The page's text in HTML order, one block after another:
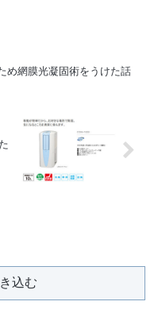
め網膜光凝固術をうけた話
込む